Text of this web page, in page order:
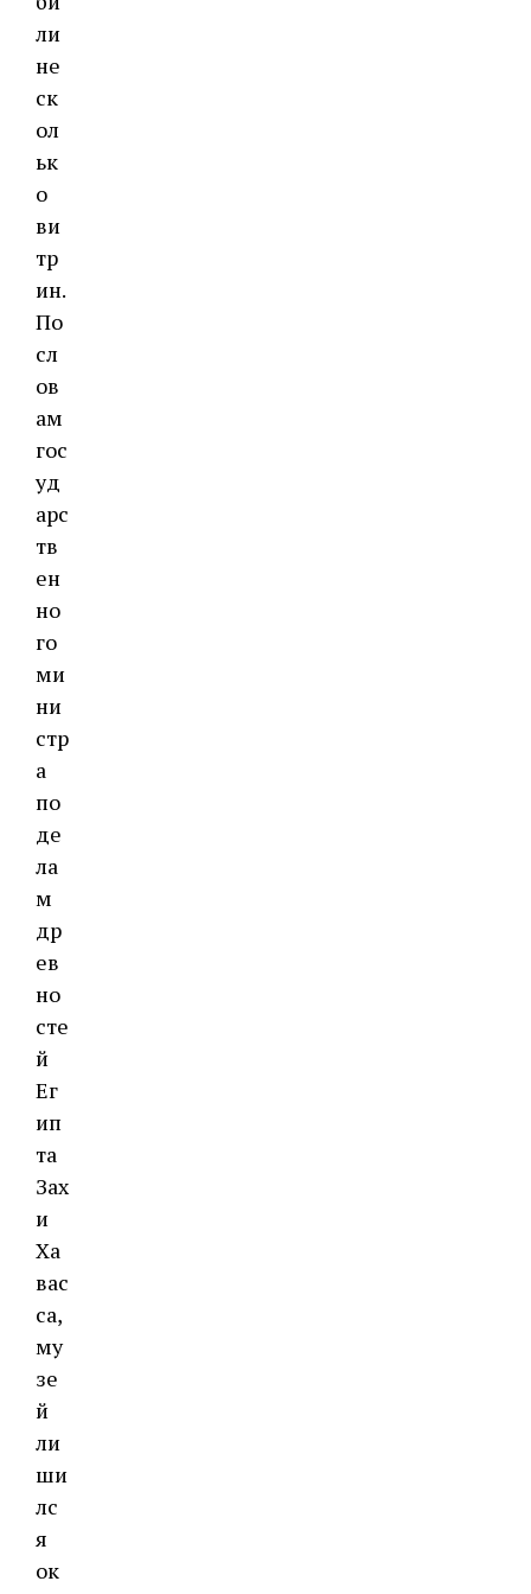
ли
не
ск
ол
ьк
о
ви
тр
ин.
По
сл
ов
ам
гос
уд
арс
тв
ен
но
го
ми
ни
стр
а
по
де
ла
м
др
ев
но
сте
й
Ег
ип
та
Зах
и
Ха
вас
са,
му
зе
й
ли
ши
лс
я
ок